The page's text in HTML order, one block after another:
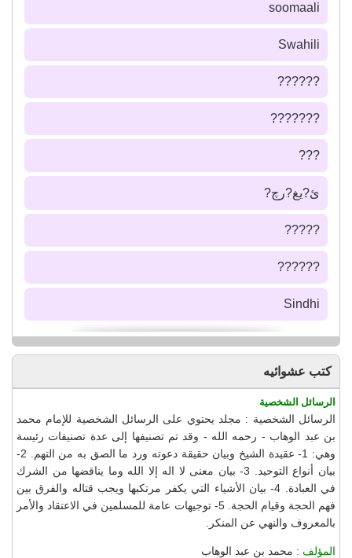
soomaali
Swahili
??????
???????
???
ئ?يغ?رچ?
?????
??????
Sindhi
كتب عشوائيه
الرسائل الشخصية
الرسائل الشخصية : مجلد يحتوي على الرسائل الشخصية للإمام محمد
بن عبد الوهاب - رحمه الله - وقد تم تصنيفها إلى عدة تصنيفات رئيسة
وهي: 1- عقيدة الشيخ وبيان حقيقة دعوته ورد ما الصق به من التهم. 2-
بيان أنواع التوحيد. 3- بيان معنى لا اله إلا الله وما يناقضها من الشرك
في العبادة. 4- بيان الأشياء التي يكفر مرتكبها ويجب قتاله والفرق بين
فهم الحجة وقيام الحجة. 5- توجيهات عامة للمسلمين في الاعتقاد والأمر
بالمعروف والنهي عن المنكر.
المؤلف : محمد بن عبد الوهاب